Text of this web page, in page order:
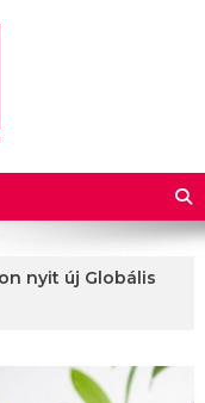
nyit új Globális